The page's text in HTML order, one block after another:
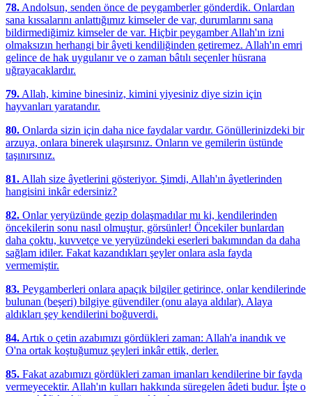
78. Andolsun, senden önce de peygamberler gönderdik. Onlardan
sana kıssalarını anlattığımız kimseler de var, durumlarını sana
bildirmediğimiz kimseler de var. Hiçbir peygamber Allah'ın izni
olmaksızın herhangi bir âyeti kendiliğinden getiremez. Allah'ın emri
gelince de hak uygulanır ve o zaman bâtılı seçenler hüsrana
uğrayacaklardır.
79. Allah, kimine binesiniz, kimini yiyesiniz diye sizin için
hayvanları yaratandır.
80. Onlarda sizin için daha nice faydalar vardır. Gönüllerinizdeki bir
arzuya, onlara binerek ulaşırsınız. Onların ve gemilerin üstünde
taşınırsınız.
81. Allah size âyetlerini gösteriyor. Şimdi, Allah'ın âyetlerinden
hangisini inkâr edersiniz?
82. Onlar yeryüzünde gezip dolaşmadılar mı ki, kendilerinden
öncekilerin sonu nasıl olmuştur, görsünler! Öncekiler bunlardan
daha çoktu, kuvvetçe ve yeryüzündeki eserleri bakımından da daha
sağlam idiler. Fakat kazandıkları şeyler onlara asla fayda
vermemiştir.
83. Peygamberleri onlara apaçık bilgiler getirince, onlar kendilerinde
bulunan (beşeri) bilgiye güvendiler (onu alaya aldılar). Alaya
aldıkları şey kendilerini boğuverdi.
84. Artık o çetin azabımızı gördükleri zaman: Allah'a inandık ve
O'na ortak koştuğumuz şeyleri inkâr ettik, derler.
85. Fakat azabımızı gördükleri zaman imanları kendilerine bir fayda
vermeyecektir. Allah'ın kulları hakkında süregelen âdeti budur. İşte o